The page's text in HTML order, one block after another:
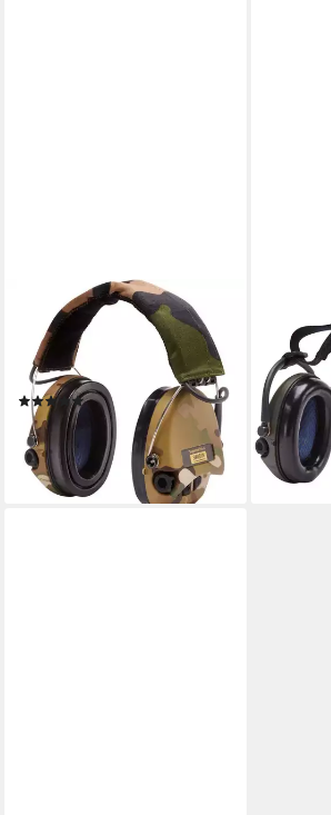
SORDIN
Kapselgehörschutz
Gehörschutz Supreme Pro-X
LED
(1)
373,99 €
lieferbar - in 2-3 Werktagen bei dir
296,99 €
-7%
lieferbar -